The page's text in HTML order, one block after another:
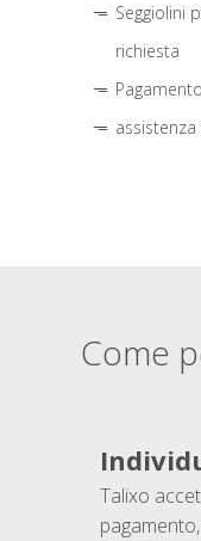
Seggiolini
richiesta
assistenza
Come
Talixo